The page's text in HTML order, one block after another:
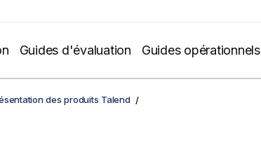
Guides d'évaluation Guides opérationnels
des produits Talend